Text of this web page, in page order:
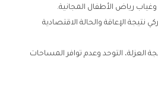
رياض الأطفال المجانية.
الإعاقة والحالة الاقتصادية
العزلة، التوحد وعدم توافر المساحات